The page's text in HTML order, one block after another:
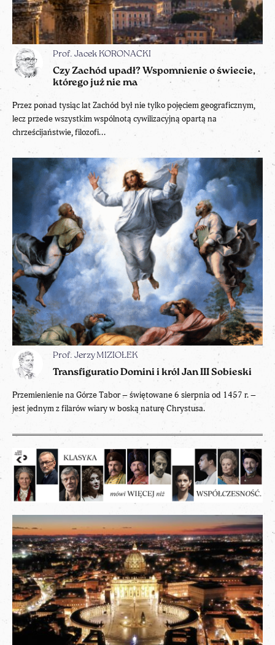
Prof. Jacek KORONACKI
Czy Zachód upadł? Wspomnienie o świecie,
którego już nie ma
Przez ponad tysiąc lat Zachód był nie tylko pojęciem geograficznym,
lecz przede wszystkim wspólnotą cywilizacyjną opartą na
chrześcijaństwie, filozofi...
Prof. Jerzy MIZIOŁEK
Transfiguratio Domini i król Jan III Sobieski
Przemienienie na Górze Tabor – świętowane 6 sierpnia od 1457 r. –
jest jednym z filarów wiary w boską naturę Chrystusa.